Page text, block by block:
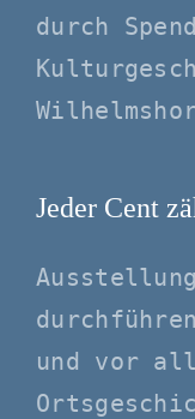
durch
Jeder Cent
und vor